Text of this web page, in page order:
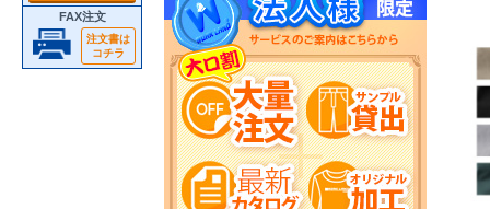
FAX注文
注文書は
コチラ